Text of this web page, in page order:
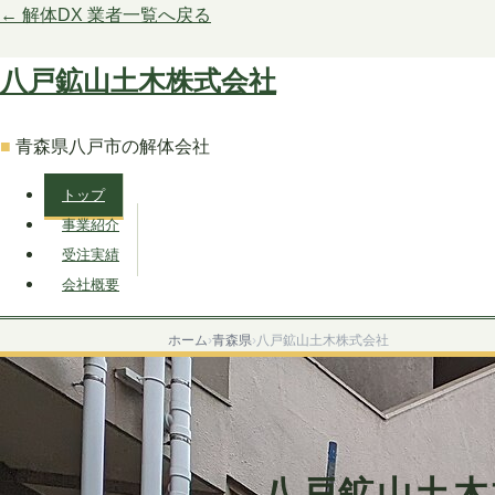
← 解体DX 業者一覧へ戻る
八戸鉱山土木株式会社
青森県八戸市の解体会社
トップ
事業紹介
受注実績
会社概要
ホーム›青森県› 八戸鉱山土木株式会社